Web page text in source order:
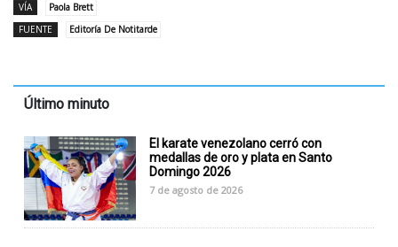
VÍA
Paola Brett
FUENTE
Editoría De Notitarde
Último minuto
El karate venezolano cerró con
medallas de oro y plata en Santo
Domingo 2026
7 de agosto de 2026